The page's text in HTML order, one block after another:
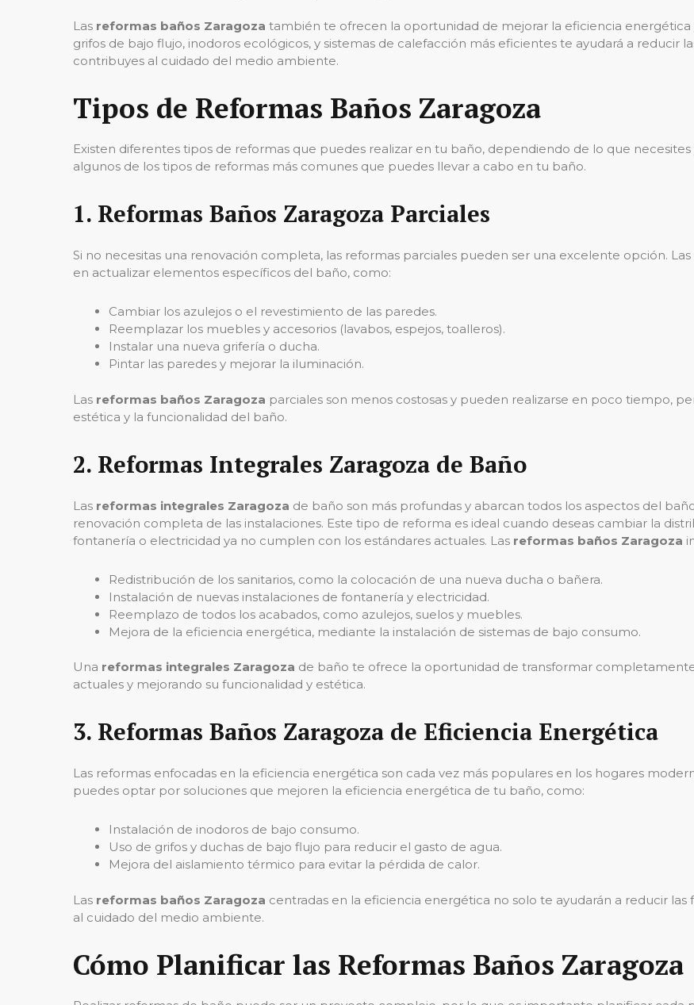
Las reformas baños Zaragoza también te ofrecen la oportunidad de mejorar la eficiencia
grifos de bajo flujo, inodoros ecológicos, y sistemas de calefacción más eficientes te ayudará a reducir
contribuyes al cuidado del medio ambiente.
Tipos de Reformas Baños Zaragoza
Existen diferentes tipos de reformas que puedes realizar en tu baño, dependiendo de lo que
algunos de los tipos de reformas más comunes que puedes llevar a cabo en tu baño.
1. Reformas Baños Zaragoza Parciales
Si no necesitas una renovación completa, las reformas parciales pueden ser una excelente opción. Las
en actualizar elementos específicos del baño, como:
Cambiar los azulejos o el revestimiento de las paredes.
Reemplazar los muebles y accesorios (lavabos, espejos, toalleros).
Instalar una nueva grifería o ducha.
Pintar las paredes y mejorar la iluminación.
Las reformas baños Zaragoza parciales son menos costosas y pueden realizarse en poco tiempo,
estética y la funcionalidad del baño.
2. Reformas Integrales Zaragoza de Baño
Las reformas integrales Zaragoza de baño son más profundas y abarcan todos los aspectos del
renovación completa de las instalaciones. Este tipo de reforma es ideal cuando deseas cambiar la
fontanería o electricidad ya no cumplen con los estándares actuales. Las reformas baños Zaragoza
Redistribución de los sanitarios, como la colocación de una nueva ducha o bañera.
Instalación de nuevas instalaciones de fontanería y electricidad.
Reemplazo de todos los acabados, como azulejos, suelos y muebles.
Mejora de la eficiencia energética, mediante la instalación de sistemas de bajo consumo.
Una reformas integrales Zaragoza de baño te ofrece la oportunidad de transformar
actuales y mejorando su funcionalidad y estética.
3. Reformas Baños Zaragoza de Eficiencia Energética
Las reformas enfocadas en la eficiencia energética son cada vez más populares en los hogares
puedes optar por soluciones que mejoren la eficiencia energética de tu baño, como:
Instalación de inodoros de bajo consumo.
Uso de grifos y duchas de bajo flujo para reducir el gasto de agua.
Mejora del aislamiento térmico para evitar la pérdida de calor.
Las reformas baños Zaragoza centradas en la eficiencia energética no solo te ayudarán a reducir
al cuidado del medio ambiente.
Cómo Planificar las Reformas Baños Zaragoza